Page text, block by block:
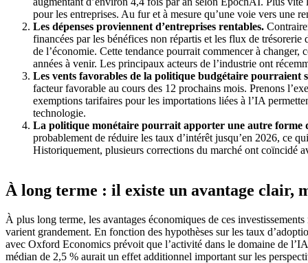
pour les entreprises. Au fur et à mesure qu’une voie vers une
Les dépenses proviennent d’entreprises rentables.
financées par les bénéfices non répartis et les flux de
de l’économie. Cette tendance pourrait commencer à changer,
années à venir. Les principaux acteurs de l’industrie ont
Les vents favorables de la politique budgétaire pourraient
facteur favorable au cours des 12 prochains mois. Prenons
exemptions tarifaires pour les importations liées à l’IA
technologie.
La politique monétaire pourrait apporter une autre forme
probablement de réduire les taux d’intérêt jusqu’en 2026, ce
Historiquement, plusieurs corrections du marché ont coïncidé
À long terme : il existe un avantage clair,
À plus long terme, les avantages économiques de ces
varient grandement. En fonction des hypothèses sur les taux
avec Oxford Economics prévoit que l’activité dans le domaine de
médian de 2,5 % aurait un effet additionnel important sur les